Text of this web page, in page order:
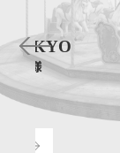
TOKYO
東京様